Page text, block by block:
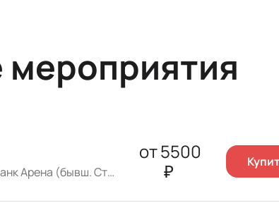
Нижний Новгород, Совкомбанк Арена (бывш. Стадион «Нижний Новгород»)
от5500
₽